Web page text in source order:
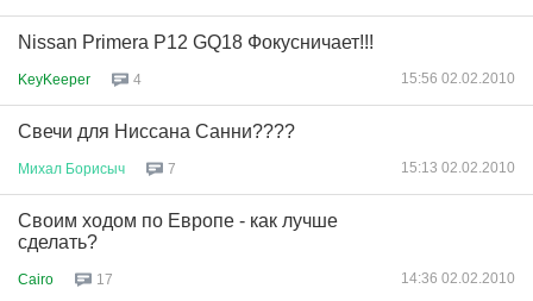
Nissan Primera P12 GQ18 Фокусничает!!!
KeyKeeper 4 15:56 02.02.2010
Свечи для Ниссана Санни????
Михал Борисыч 7 15:13 02.02.2010
Своим ходом по Европе - как лучше
сделать?
Cairo 17 14:36 02.02.2010